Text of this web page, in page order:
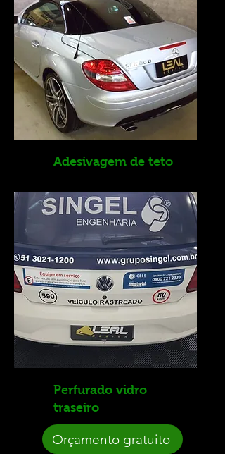
Adesivagem de teto
Perfurado vidro
traseiro
Orçamento gratuito